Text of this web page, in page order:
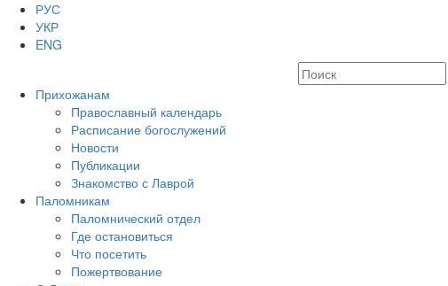
РУС
УКР
ENG
Прихожанам
Православный календарь
Расписание богослужений
Новости
Публикации
Знакомство с Лаврой
Паломникам
Паломнический отдел
Где остановиться
Что посетить
Пожертвование